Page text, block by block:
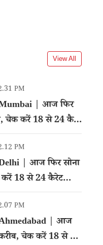
View All
PM
| आज फिर
चेक करें 18 से 24 कैरेट
PM
| आज फिर सोना
18 से 24 कैरेट
PM
| आज
चेक करें 18 से 24